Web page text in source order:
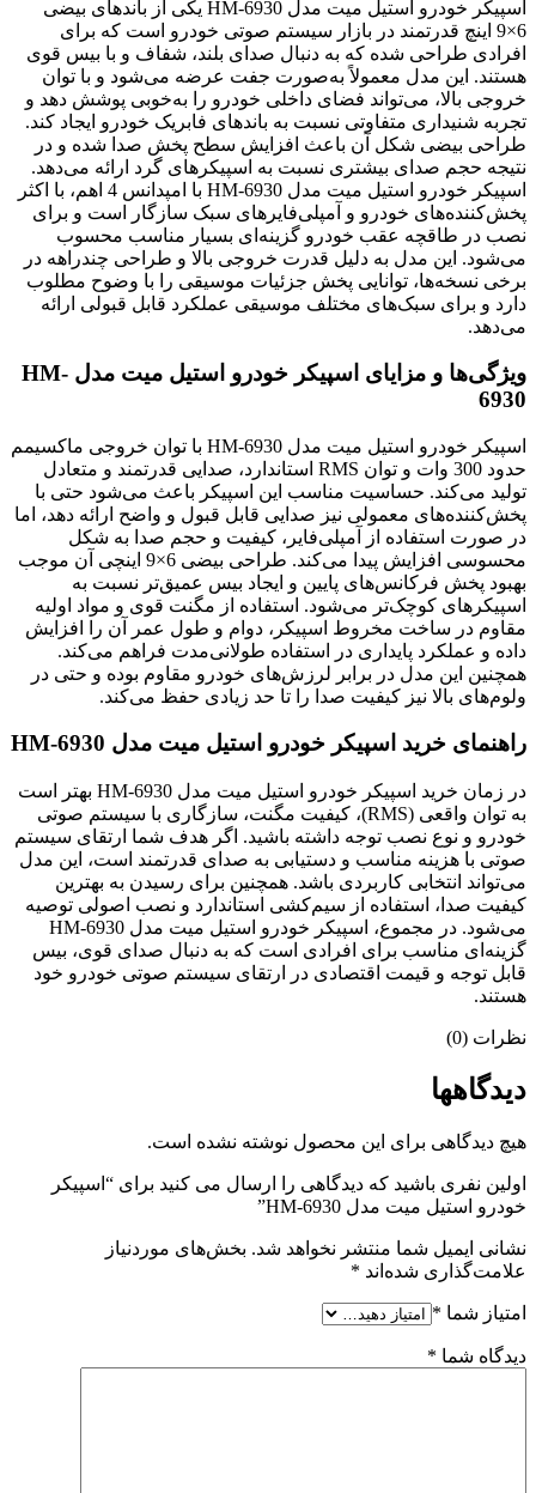
اسپیکر خودرو استیل میت مدل HM-6930 یکی از باندهای بیضی
6×9 اینچ قدرتمند در بازار سیستم صوتی خودرو است که برای
افرادی طراحی شده که به دنبال صدای بلند، شفاف و با بیس قوی
هستند. این مدل معمولاً به‌صورت جفت عرضه می‌شود و با توان
خروجی بالا، می‌تواند فضای داخلی خودرو را به‌خوبی پوشش دهد و
تجربه شنیداری متفاوتی نسبت به باندهای فابریک خودرو ایجاد کند.
طراحی بیضی شکل آن باعث افزایش سطح پخش صدا شده و در
نتیجه حجم صدای بیشتری نسبت به اسپیکرهای گرد ارائه می‌دهد.
اسپیکر خودرو استیل میت مدل HM-6930 با امپدانس 4 اهم، با اکثر
پخش‌کننده‌های خودرو و آمپلی‌فایرهای سبک سازگار است و برای
نصب در طاقچه عقب خودرو گزینه‌ای بسیار مناسب محسوب
می‌شود. این مدل به دلیل قدرت خروجی بالا و طراحی چندراهه در
برخی نسخه‌ها، توانایی پخش جزئیات موسیقی را با وضوح مطلوب
دارد و برای سبک‌های مختلف موسیقی عملکرد قابل قبولی ارائه
می‌دهد.
ویژگی‌ها و مزایای اسپیکر خودرو استیل میت مدل HM-
6930
اسپیکر خودرو استیل میت مدل HM-6930 با توان خروجی ماکسیمم
حدود 300 وات و توان RMS استاندارد، صدایی قدرتمند و متعادل
تولید می‌کند. حساسیت مناسب این اسپیکر باعث می‌شود حتی با
پخش‌کننده‌های معمولی نیز صدایی قابل قبول و واضح ارائه دهد، اما
در صورت استفاده از آمپلی‌فایر، کیفیت و حجم صدا به شکل
محسوسی افزایش پیدا می‌کند. طراحی بیضی 6×9 اینچی آن موجب
بهبود پخش فرکانس‌های پایین و ایجاد بیس عمیق‌تر نسبت به
اسپیکرهای کوچک‌تر می‌شود. استفاده از مگنت قوی و مواد اولیه
مقاوم در ساخت مخروط اسپیکر، دوام و طول عمر آن را افزایش
داده و عملکرد پایداری در استفاده طولانی‌مدت فراهم می‌کند.
همچنین این مدل در برابر لرزش‌های خودرو مقاوم بوده و حتی در
ولوم‌های بالا نیز کیفیت صدا را تا حد زیادی حفظ می‌کند.
راهنمای خرید اسپیکر خودرو استیل میت مدل HM-6930
در زمان خرید اسپیکر خودرو استیل میت مدل HM-6930 بهتر است
به توان واقعی (RMS)، کیفیت مگنت، سازگاری با سیستم صوتی
خودرو و نوع نصب توجه داشته باشید. اگر هدف شما ارتقای سیستم
صوتی با هزینه مناسب و دستیابی به صدای قدرتمند است، این مدل
می‌تواند انتخابی کاربردی باشد. همچنین برای رسیدن به بهترین
کیفیت صدا، استفاده از سیم‌کشی استاندارد و نصب اصولی توصیه
می‌شود. در مجموع، اسپیکر خودرو استیل میت مدل HM-6930
گزینه‌ای مناسب برای افرادی است که به دنبال صدای قوی، بیس
قابل توجه و قیمت اقتصادی در ارتقای سیستم صوتی خودرو خود
هستند.
نظرات (0)
دیدگاهها
هیچ دیدگاهی برای این محصول نوشته نشده است.
اولین نفری باشید که دیدگاهی را ارسال می کنید برای “اسپیکر
خودرو استیل میت مدل HM-6930”
نشانی ایمیل شما منتشر نخواهد شد. بخش‌های موردنیاز
علامت‌گذاری شده‌اند *
امتیاز شما *
دیدگاه شما *